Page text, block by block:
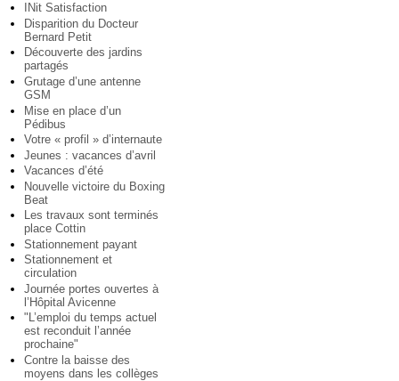
INit Satisfaction
Disparition du Docteur
Bernard Petit
Découverte des jardins
partagés
Grutage d’une antenne
GSM
Mise en place d’un
Pédibus
Votre « profil » d’internaute
Jeunes : vacances d’avril
Vacances d’été
Nouvelle victoire du Boxing
Beat
Les travaux sont terminés
place Cottin
Stationnement payant
Stationnement et
circulation
Journée portes ouvertes à
l’Hôpital Avicenne
"L’emploi du temps actuel
est reconduit l’année
prochaine"
Contre la baisse des
moyens dans les collèges